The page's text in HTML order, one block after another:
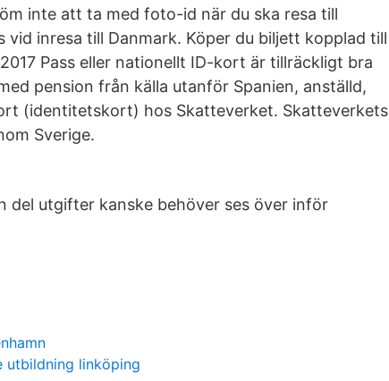
inte att ta med foto-id när du ska resa till
vid inresa till Danmark. Köper du biljett kopplad till
Pass eller nationellt ID-kort är tillräckligt bra
pension från källa utanför Spanien, anställd,
(identitetskort) hos Skatteverket. Skatteverkets
Sverige.
del utgifter kanske behöver ses över inför
utbildning linköping